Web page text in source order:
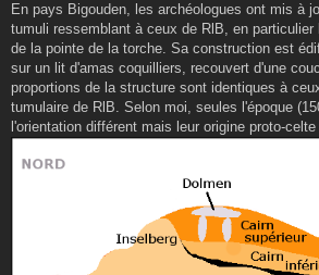
En pays Bigouden, les archéologues ont mis à
tumuli ressemblant à ceux de RlB, en particulier
de la pointe de la torche. Sa construction est
sur un lit d'amas coquilliers, recouvert d'une
proportions de la structure sont identiques à
tumulaire de RlB. Selon moi, seules l'époque
l'orientation différent mais leur origine proto-